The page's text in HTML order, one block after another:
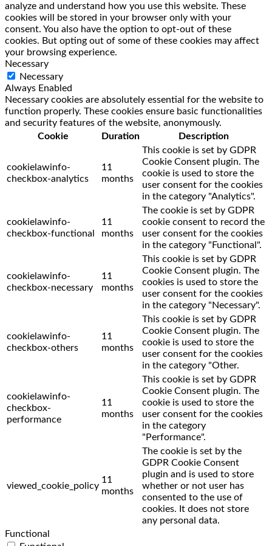
analyze and understand how you use this website. These
cookies will be stored in your browser only with your
consent. You also have the option to opt-out of these
cookies. But opting out of some of these cookies may affect
your browsing experience.
Necessary
Necessary
Always Enabled
Necessary cookies are absolutely essential for the website to
function properly. These cookies ensure basic functionalities
and security features of the website, anonymously.
Cookie
Duration Description
cookielawinfo-
checkbox-analytics
11
months
This cookie is set by GDPR
Cookie Consent plugin. The
cookie is used to store the
user consent for the cookies
in the category "Analytics".
cookielawinfo-
checkbox-functional
11
months
The cookie is set by GDPR
cookie consent to record the
user consent for the cookies
in the category "Functional".
cookielawinfo-
checkbox-necessary
11
months
This cookie is set by GDPR
Cookie Consent plugin. The
cookies is used to store the
user consent for the cookies
in the category "Necessary".
cookielawinfo-
checkbox-others
11
months
This cookie is set by GDPR
Cookie Consent plugin. The
cookie is used to store the
user consent for the cookies
in the category "Other.
cookielawinfo-
checkbox-
performance
11
months
This cookie is set by GDPR
Cookie Consent plugin. The
cookie is used to store the
user consent for the cookies
in the category
"Performance".
viewed_cookie_policy
11
months
The cookie is set by the
GDPR Cookie Consent
plugin and is used to store
whether or not user has
consented to the use of
cookies. It does not store
any personal data.
Functional